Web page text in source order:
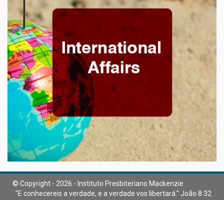
© Copyright - 2026 - Instituto Presbiteriano Mackenzie
"E conhecereis a verdade, e a verdade vos libertará." João 8:32